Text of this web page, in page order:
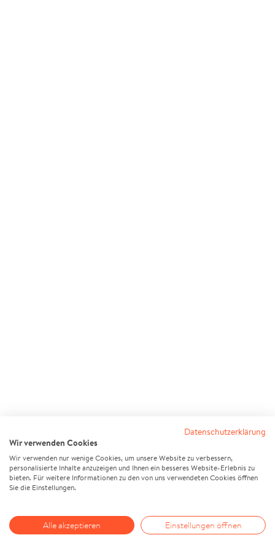
Datenschutzerklärung
Wir verwenden Cookies
Wir verwenden nur wenige Cookies, um unsere Website zu verbessern,
personalisierte Inhalte anzuzeigen und Ihnen ein besseres Website-Erlebnis zu
bieten. Für weitere Informationen zu den von uns verwendeten Cookies öffnen
Sie die Einstellungen.
Alle akzeptieren Einstellungen öffnen